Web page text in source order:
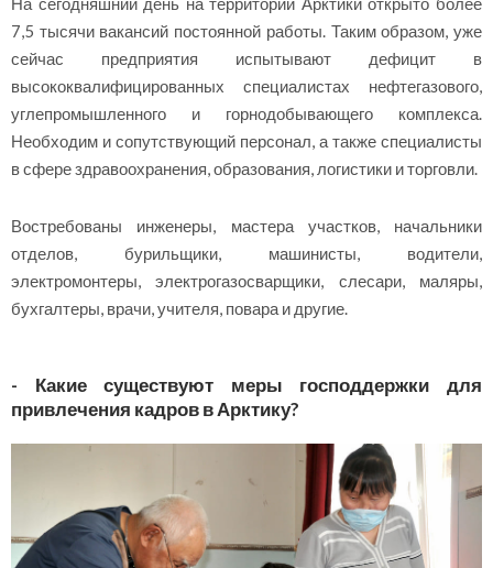
7,5 тысячи вакансий постоянной работы. Таким образом, уже
сейчас предприятия испытывают дефицит в
высококвалифицированных специалистах нефтегазового,
углепромышленного и горнодобывающего комплекса.
Необходим и сопутствующий персонал, а также специалисты
в сфере здравоохранения, образования, логистики и торговли.
Востребованы инженеры, мастера участков, начальники
отделов, бурильщики, машинисты, водители,
электромонтеры, электрогазосварщики, слесари, маляры,
бухгалтеры, врачи, учителя, повара и другие.
- Какие существуют меры господдержки для
привлечения кадров в Арктику?